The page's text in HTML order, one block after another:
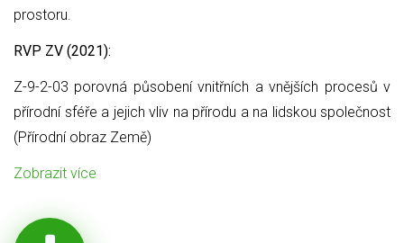
prostoru.
RVP ZV (2021):
Z-9-2-03 porovná působení vnitřních a vnějších procesů v
přírodní sféře a jejich vliv na přírodu a na lidskou společnost
(Přírodní obraz Země)
Zobrazit více